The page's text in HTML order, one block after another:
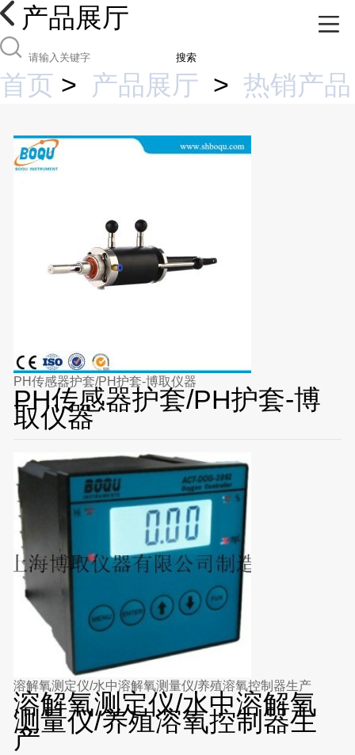
产品展厅
搜索
首页 > 产品展厅 > 热销产品
PH传感器护套/PH护套-博取仪器
PH传感器护套/PH护套-博
取仪器
溶解氧测定仪/水中溶解氧测量仪/养殖溶氧控制器生产
溶解氧测定仪/水中溶解氧
测量仪/养殖溶氧控制器生
产